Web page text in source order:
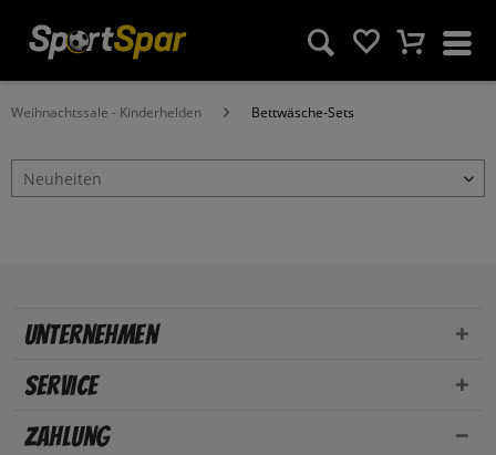
Weihnachtssale - Kinderhelden Bettwäsche-Sets
Unternehmen
Service
Zahlung